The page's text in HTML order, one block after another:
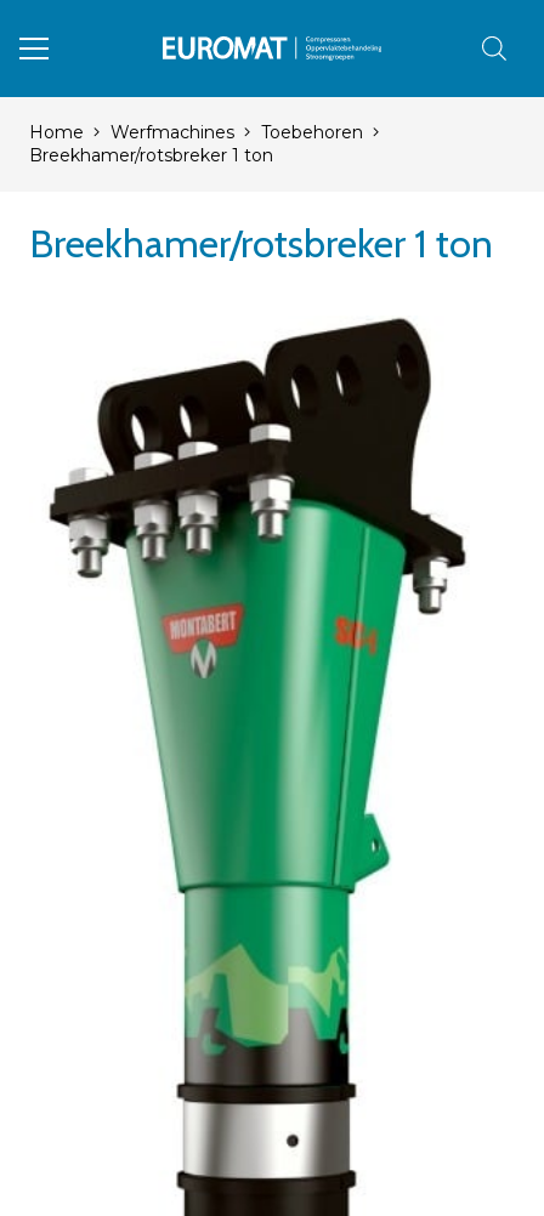
Home Werfmachines
Toebehoren
Breekhamer/rotsbreker 1 ton
Breekhamer/rotsbreker 1 ton